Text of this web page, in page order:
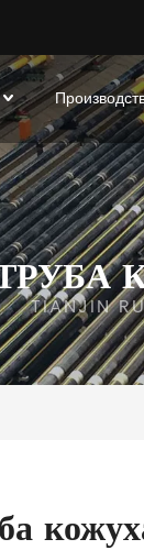
TIANJIN